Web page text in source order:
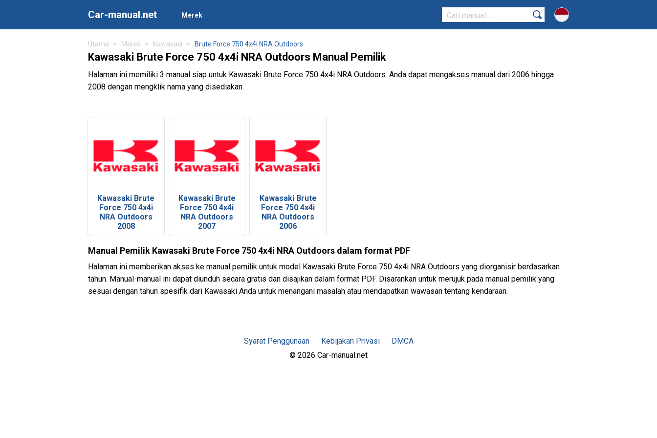
Car-manual.net Merek
Utama Merek Kawasaki Brute Force 750 4x4i NRA Outdoors
Kawasaki Brute Force 750 4x4i NRA Outdoors Manual Pemilik
Halaman ini memiliki 3 manual siap untuk Kawasaki Brute Force 750 4x4i NRA Outdoors. Anda dapat mengakses manual dari 2006 hingga
2008 dengan mengklik nama yang disediakan.
Kawasaki Brute
Force 750 4x4i
NRA Outdoors
2008
Kawasaki Brute
Force 750 4x4i
NRA Outdoors
2007
Kawasaki Brute
Force 750 4x4i
NRA Outdoors
2006
Manual Pemilik Kawasaki Brute Force 750 4x4i NRA Outdoors dalam format PDF
Halaman ini memberikan akses ke manual pemilik untuk model Kawasaki Brute Force 750 4x4i NRA Outdoors yang diorganisir berdasarkan
tahun. Manual-manual ini dapat diunduh secara gratis dan disajikan dalam format PDF. Disarankan untuk merujuk pada manual pemilik yang
sesuai dengan tahun spesifik dari Kawasaki Anda untuk menangani masalah atau mendapatkan wawasan tentang kendaraan.
Syarat Penggunaan Kebijakan Privasi
DMCA
© 2026 Car-manual.net